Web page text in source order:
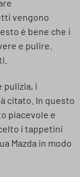
vengono
è bene che i
e pulire.
pulizia, i
citato. In questo
piacevole e
i tappetini
Mazda in modo